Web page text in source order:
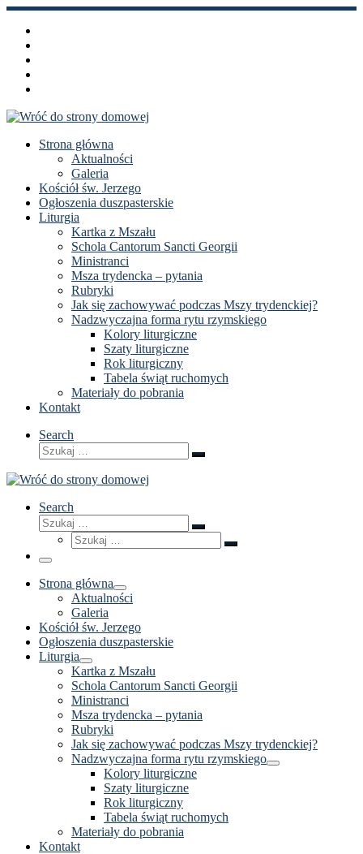
Przejdź
treści
Strona główna
Aktualności
Galeria
Kościół św. Jerzego
Ogłoszenia duszpasterskie
Liturgia
Kartka z Mszału
Schola Cantorum Sancti Georgii
Ministranci
Msza trydencka – pytania
Rubryki
Jak się zachowywać podczas Mszy trydenckiej?
Nadzwyczajna forma rytu rzymskiego
Kolory liturgiczne
Szaty liturgiczne
Rok liturgiczny
Tabela świąt ruchomych
Materiały do pobrania
Kontakt
Search
Szukaj
Szukaj
Search
Szukaj
Szukaj
Szukaj
Szukaj
Menu
Strona główna
Aktualności
Galeria
Kościół św. Jerzego
Ogłoszenia duszpasterskie
Liturgia
Kartka z Mszału
Schola Cantorum Sancti Georgii
Ministranci
Msza trydencka – pytania
Rubryki
Jak się zachowywać podczas Mszy trydenckiej?
Nadzwyczajna forma rytu rzymskiego
Kolory liturgiczne
Szaty liturgiczne
Rok liturgiczny
Tabela świąt ruchomych
Materiały do pobrania
Kontakt